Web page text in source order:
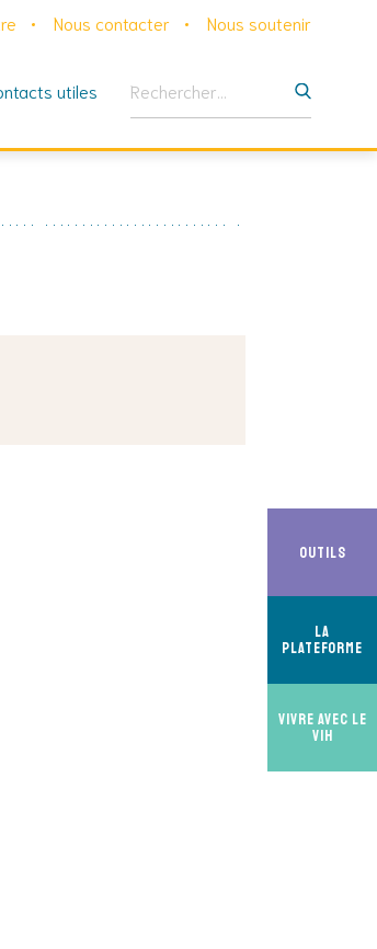
Nous contacter Nous soutenir
utiles
Outils
La
Plateforme
Vivre avec le
VIH